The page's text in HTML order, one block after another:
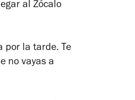
al Zócalo
por la tarde. Te
no vayas a